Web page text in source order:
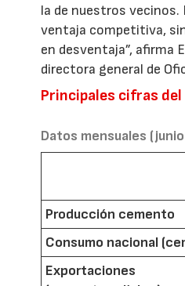
la de nuestros vecinos.
ventaja competitiva,
en desventaja”, afirma
directora general de
Principales cifras
Datos mensuales
Producción cemento
Consumo nacional
Exportaciones